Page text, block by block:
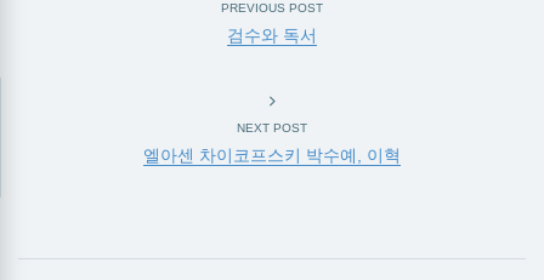
PREVIOUS POST
검수와 독서
NEXT POST
엘아센 차이코프스키 박수예, 이혁